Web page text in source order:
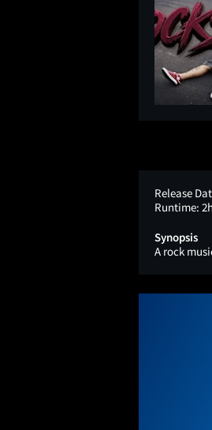
Release
Runtime:
Synopsis
A rock